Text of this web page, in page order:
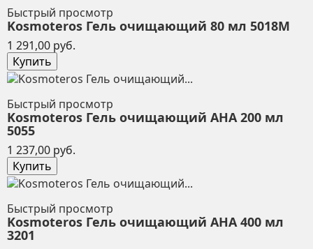
Быстрый просмотр
Kosmoteros Гель очищающий 80 мл 5018М
1 291,00 руб.
Купить
Быстрый просмотр
Kosmoteros Гель очищающий AHA 200 мл
5055
1 237,00 руб.
Купить
Быстрый просмотр
Kosmoteros Гель очищающий AHA 400 мл
3201